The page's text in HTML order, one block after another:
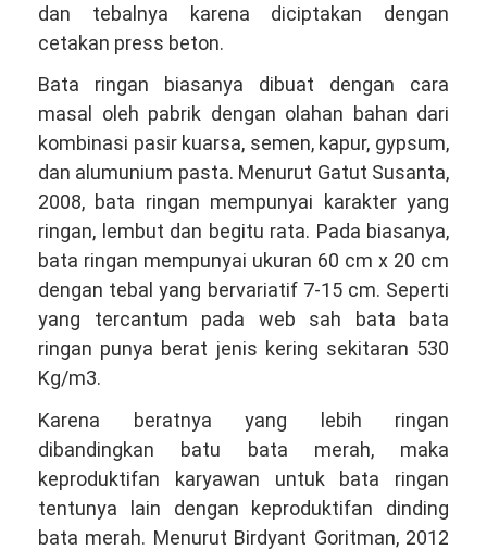
dan tebalnya karena diciptakan dengan
cetakan press beton.
Bata ringan biasanya dibuat dengan cara
masal oleh pabrik dengan olahan bahan dari
kombinasi pasir kuarsa, semen, kapur, gypsum,
dan alumunium pasta. Menurut Gatut Susanta,
2008, bata ringan mempunyai karakter yang
ringan, lembut dan begitu rata. Pada biasanya,
bata ringan mempunyai ukuran 60 cm x 20 cm
dengan tebal yang bervariatif 7-15 cm. Seperti
yang tercantum pada web sah bata bata
ringan punya berat jenis kering sekitaran 530
Kg/m3.
Karena beratnya yang lebih ringan
dibandingkan batu bata merah, maka
keproduktifan karyawan untuk bata ringan
tentunya lain dengan keproduktifan dinding
bata merah. Menurut Birdyant Goritman, 2012